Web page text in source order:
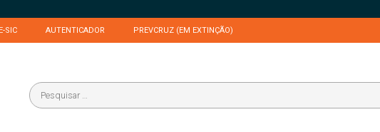
SIC AUTENTICADOR PREVCRUZ (EM EXTINÇÃO)